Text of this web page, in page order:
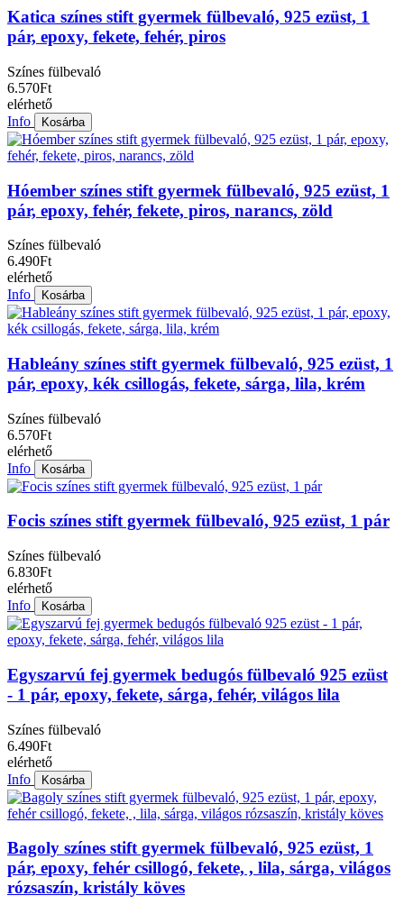
Katica színes stift gyermek fülbevaló, 925 ezüst, 1
pár, epoxy, fekete, fehér, piros
Színes fülbevaló
6.570Ft
elérhető
Info
Kosárba
Hóember színes stift gyermek fülbevaló, 925 ezüst, 1
pár, epoxy, fehér, fekete, piros, narancs, zöld
Színes fülbevaló
6.490Ft
elérhető
Info
Kosárba
Hableány színes stift gyermek fülbevaló, 925 ezüst, 1
pár, epoxy, kék csillogás, fekete, sárga, lila, krém
Színes fülbevaló
6.570Ft
elérhető
Info
Kosárba
Focis színes stift gyermek fülbevaló, 925 ezüst, 1 pár
Színes fülbevaló
6.830Ft
elérhető
Info
Kosárba
Egyszarvú fej gyermek bedugós fülbevaló 925 ezüst
- 1 pár, epoxy, fekete, sárga, fehér, világos lila
Színes fülbevaló
6.490Ft
elérhető
Info
Kosárba
Bagoly színes stift gyermek fülbevaló, 925 ezüst, 1
pár, epoxy, fehér csillogó, fekete, , lila, sárga, világos
rózsaszín, kristály köves